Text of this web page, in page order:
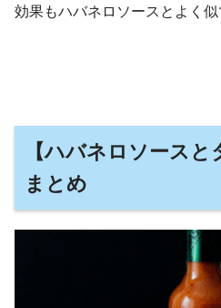
効果もハバネロソースとよく似
【ハバネロソースと
まとめ